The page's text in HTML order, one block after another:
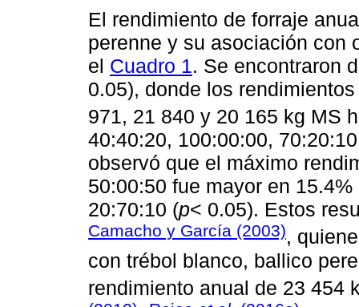
El rendimiento de forraje
perenne y su asociación con
el Cuadro 1. Se encontraron
0.05), donde los
971, 21 840 y 20 165 kg MS
40:40:20, 100:00:00,
observó que el máximo
50:00:50 fue mayor en
20:70:10 (p< 0.05). Estos
Camacho y García (2003),
con trébol blanco, ballico
rendimiento anual de 23 454